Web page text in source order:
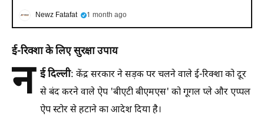
Newz Fatafat 1 month ago
ई-रिक्शा के लिए सुरक्षा उपाय
न ई दिल्ली: केंद्र सरकार ने सड़क पर चलने वाले ई-रिक्शा को दूर
से बंद करने वाले ऐप 'बीएटी बीएमएस' को गूगल प्ले और एप्पल
ऐप स्टोर से हटाने का आदेश दिया है।